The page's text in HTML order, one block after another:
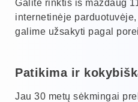
Galite rinktis iš maždaug
internetinėje
galime užsakyti pagal
Patikima ir
Jau 30 metų sėkmingai